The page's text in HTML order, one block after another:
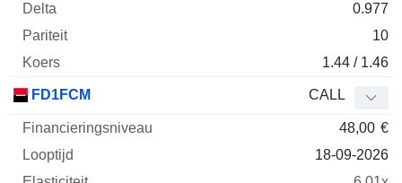
0.977
10
1.44 / 1.46
FD1FCM CALL
48,00 €
18-09-2026